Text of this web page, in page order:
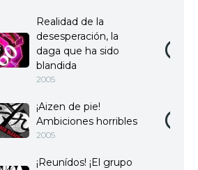
Realidad de la
desesperación, la
daga que ha sido
blandida
2005
¡Aizen de pie!
Ambiciones horribles
2005
¡Reunídos! ¡El grupo